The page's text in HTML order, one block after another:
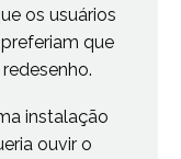
os usuários
que
instalação
ouvir o